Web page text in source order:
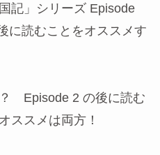
記」シリーズ Episode
に読むことをオススメす
Episode 2 の後に読む
スメは両方！